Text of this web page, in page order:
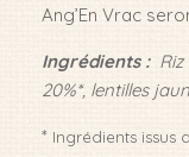
Ang’En Vrac
Ingrédients :
20%*, lentilles
* Ingrédients issus